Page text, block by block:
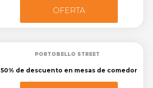
OFERTA
PORTOBELLO STREET
50% de descuento en mesas de comedor